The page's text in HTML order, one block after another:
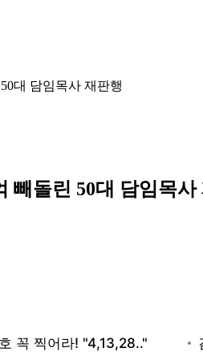
대 담임목사 재판행
빼돌린 50대 담임목사